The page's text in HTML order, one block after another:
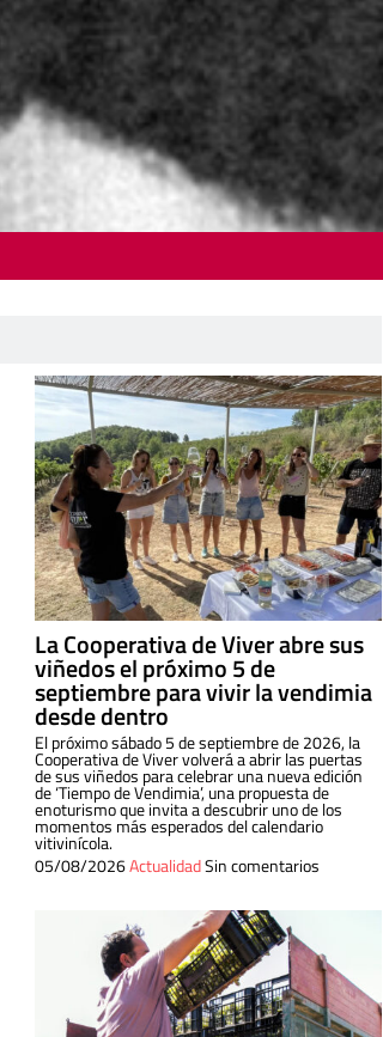
La Cooperativa de Viver abre sus
viñedos el próximo 5 de
septiembre para vivir la vendimia
desde dentro
El próximo sábado 5 de septiembre de 2026, la
Cooperativa de Viver volverá a abrir las puertas
de sus viñedos para celebrar una nueva edición
de ‘Tiempo de Vendimia’, una propuesta de
enoturismo que invita a descubrir uno de los
momentos más esperados del calendario
vitivinícola.
05/08/2026ActualidadSin comentarios